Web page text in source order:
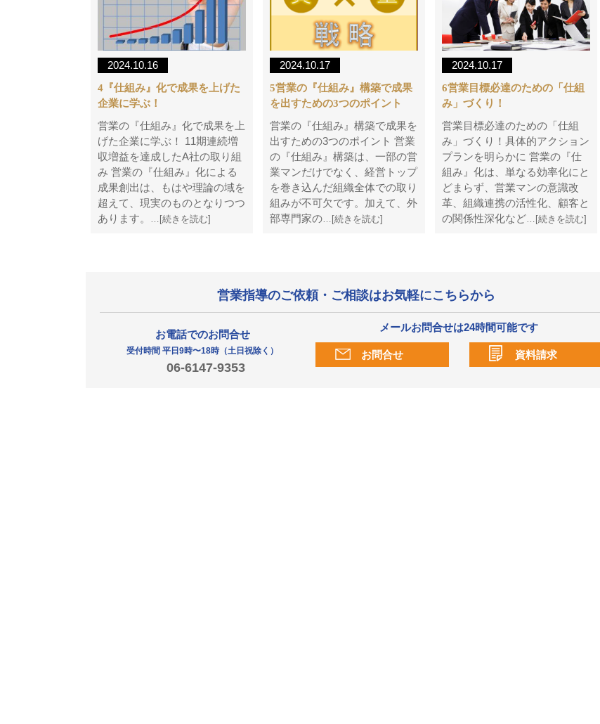
2024.10.16
4『仕組み』化で成果を上げた
企業に学ぶ！
営業の『仕組み』化で成果を上
げた企業に学ぶ！ 11期連続増
収増益を達成したA社の取り組
み 営業の『仕組み』化による
成果創出は、もはや理論の域を
超えて、現実のものとなりつつ
あります。
…[続きを読む]
2024.10.17
5営業の『仕組み』構築で成果
を出すための3つのポイント
営業の『仕組み』構築で成果を
出すための3つのポイント 営業
の『仕組み』構築は、一部の営
業マンだけでなく、経営トップ
を巻き込んだ組織全体での取り
組みが不可欠です。加えて、外
部専門家の …[続きを読む]
2024.10.17
6営業目標必達のための「仕組
み」づくり！
営業目標必達のための「仕組
み」づくり！具体的アクション
プランを明らかに 営業の『仕
組み』化は、単なる効率化にと
どまらず、営業マンの意識改
革、組織連携の活性化、顧客と
の関係性深化など …[続きを読む]
営業指導のご依頼・ご相談はお気軽にこちらから
お電話でのお問合せ
受付時間 平日9時〜18時（土日祝除く）
06-6147-9353
メールお問合せは24時間可能です
お問合せ 資料請求